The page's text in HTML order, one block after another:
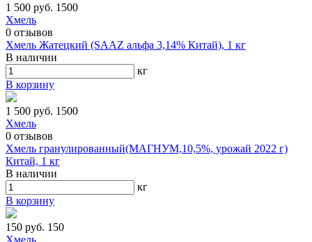
1 500 руб. 1500
Хмель
0 отзывов
Хмель Жатецкий (SAAZ альфа 3,14% Китай), 1 кг
В наличии
кг
В корзину
1 500 руб. 1500
Хмель
0 отзывов
Хмель гранулированный(МАГНУМ,10,5%, урожай 2022 г)
Китай, 1 кг
В наличии
кг
В корзину
150 руб. 150
Хмель